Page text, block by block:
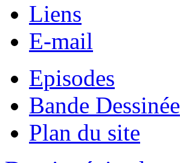
Liens
E-mail
Episodes
Bande Dessinée
Plan du site